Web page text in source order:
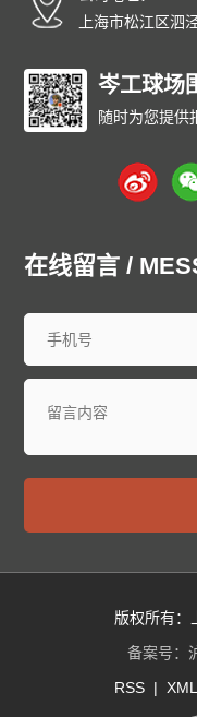
上海市松江区泗
岑工球场
随时为您提供
在线留言 /
版权所有：
备案号：
RSS| XML